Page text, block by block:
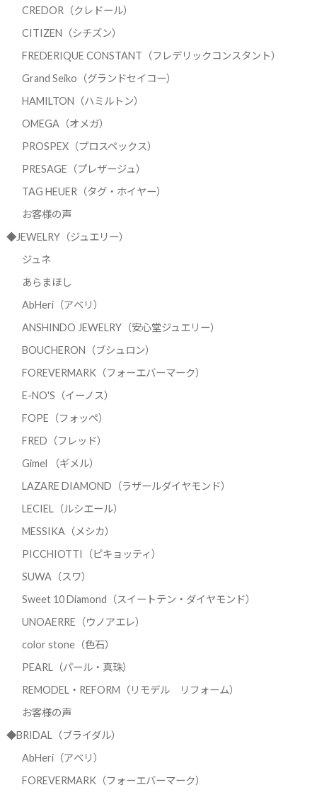
CREDOR（クレドール）
CITIZEN（シチズン）
FREDERIQUE CONSTANT（フレデリックコンスタント）
Grand Seiko（グランドセイコー）
HAMILTON（ハミルトン）
OMEGA（オメガ）
PROSPEX（プロスペックス）
PRESAGE（プレザージュ）
TAG HEUER（タグ・ホイヤー）
お客様の声
◆JEWELRY（ジュエリー）
ジュネ
あらまほし
AbHeri（アベリ）
ANSHINDO JEWELRY（安心堂ジュエリー）
BOUCHERON（ブシュロン）
FOREVERMARK（フォーエバーマーク）
E-NO'S（イーノス）
FOPE（フォッペ）
FRED（フレッド）
Gimel （ギメル）
LAZARE DIAMOND（ラザールダイヤモンド）
LECIEL（ルシエール）
MESSIKA（メシカ）
PICCHIOTTI（ピキョッティ）
SUWA（スワ）
Sweet 10 Diamond（スイートテン・ダイヤモンド）
UNOAERRE（ウノアエレ）
color stone（色石）
PEARL（パール・真珠）
REMODEL・REFORM（リモデル リフォーム）
お客様の声
◆BRIDAL（ブライダル）
AbHeri（アベリ）
FOREVERMARK（フォーエバーマーク）